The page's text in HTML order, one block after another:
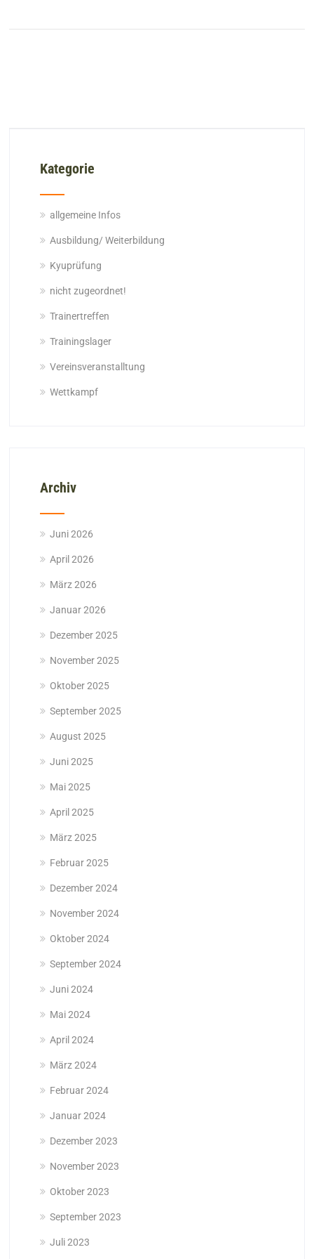
Kategorie
allgemeine Infos
Ausbildung/ Weiterbildung
Kyuprüfung
nicht zugeordnet!
Trainertreffen
Trainingslager
Vereinsveranstalltung
Wettkampf
Archiv
Juni 2026
April 2026
März 2026
Januar 2026
Dezember 2025
November 2025
Oktober 2025
September 2025
August 2025
Juni 2025
Mai 2025
April 2025
März 2025
Februar 2025
Dezember 2024
November 2024
Oktober 2024
September 2024
Juni 2024
Mai 2024
April 2024
März 2024
Februar 2024
Januar 2024
Dezember 2023
November 2023
Oktober 2023
September 2023
Juli 2023